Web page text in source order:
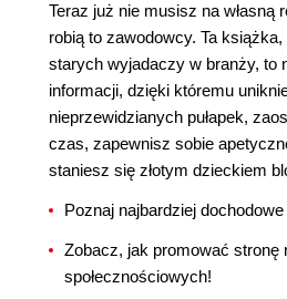
Teraz już nie musisz na własną
robią to zawodowcy. Ta
starych wyjadaczy w branży, to
informacji, dzięki któremu
nieprzewidzianych pułapek,
czas, zapewnisz sobie
staniesz się złotym dzieckiem
Poznaj najbardziej
Zobacz, jak promować stronę
społecznościowych!